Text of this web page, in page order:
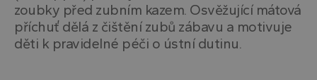
zoubky před zubním kazem. Osvěžující mátová
příchuť dělá z čištění zubů zábavu a motivuje
děti k pravidelné péči o ústní dutinu.